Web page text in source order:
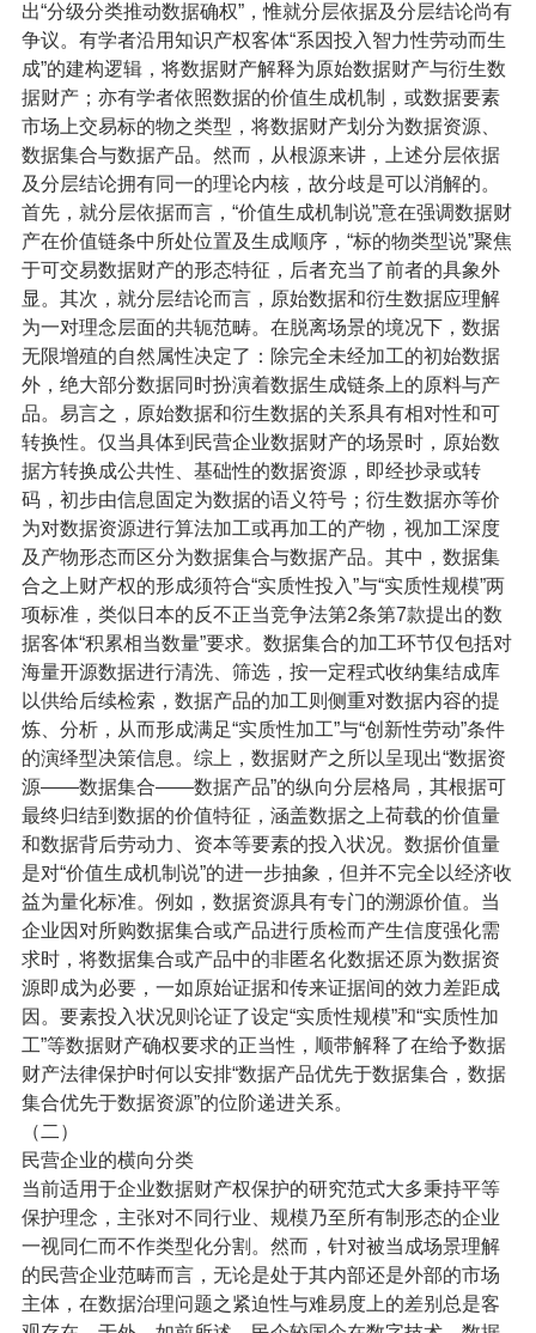
出“分级分类推动数据确权”，惟就分层依据及分层结论尚有
争议。有学者沿用知识产权客体“系因投入智力性劳动而生
成”的建构逻辑，将数据财产解释为原始数据财产与衍生数
据财产；亦有学者依照数据的价值生成机制，或数据要素
市场上交易标的物之类型，将数据财产划分为数据资源、
数据集合与数据产品。然而，从根源来讲，上述分层依据
及分层结论拥有同一的理论内核，故分歧是可以消解的。
首先，就分层依据而言，“价值生成机制说”意在强调数据财
产在价值链条中所处位置及生成顺序，“标的物类型说”聚焦
于可交易数据财产的形态特征，后者充当了前者的具象外
显。其次，就分层结论而言，原始数据和衍生数据应理解
为一对理念层面的共轭范畴。在脱离场景的境况下，数据
无限增殖的自然属性决定了：除完全未经加工的初始数据
外，绝大部分数据同时扮演着数据生成链条上的原料与产
品。易言之，原始数据和衍生数据的关系具有相对性和可
转换性。仅当具体到民营企业数据财产的场景时，原始数
据方转换成公共性、基础性的数据资源，即经抄录或转
码，初步由信息固定为数据的语义符号；衍生数据亦等价
为对数据资源进行算法加工或再加工的产物，视加工深度
及产物形态而区分为数据集合与数据产品。其中，数据集
合之上财产权的形成须符合“实质性投入”与“实质性规模”两
项标准，类似日本的反不正当竞争法第2条第7款提出的数
据客体“积累相当数量”要求。数据集合的加工环节仅包括对
海量开源数据进行清洗、筛选，按一定程式收纳集结成库
以供给后续检索，数据产品的加工则侧重对数据内容的提
炼、分析，从而形成满足“实质性加工”与“创新性劳动”条件
的演绎型决策信息。综上，数据财产之所以呈现出“数据资
源——数据集合——数据产品”的纵向分层格局，其根据可
最终归结到数据的价值特征，涵盖数据之上荷载的价值量
和数据背后劳动力、资本等要素的投入状况。数据价值量
是对“价值生成机制说”的进一步抽象，但并不完全以经济收
益为量化标准。例如，数据资源具有专门的溯源价值。当
企业因对所购数据集合或产品进行质检而产生信度强化需
求时，将数据集合或产品中的非匿名化数据还原为数据资
源即成为必要，一如原始证据和传来证据间的效力差距成
因。要素投入状况则论证了设定“实质性规模”和“实质性加
工”等数据财产确权要求的正当性，顺带解释了在给予数据
财产法律保护时何以安排“数据产品优先于数据集合，数据
集合优先于数据资源”的位阶递进关系。
（二）
民营企业的横向分类
当前适用于企业数据财产权保护的研究范式大多秉持平等
保护理念，主张对不同行业、规模乃至所有制形态的企业
一视同仁而不作类型化分割。然而，针对被当成场景理解
的民营企业范畴而言，无论是处于其内部还是外部的市场
主体，在数据治理问题之紧迫性与难易度上的差别总是客